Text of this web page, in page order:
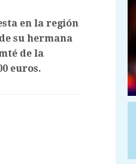
en la región
su hermana
de la
euros.